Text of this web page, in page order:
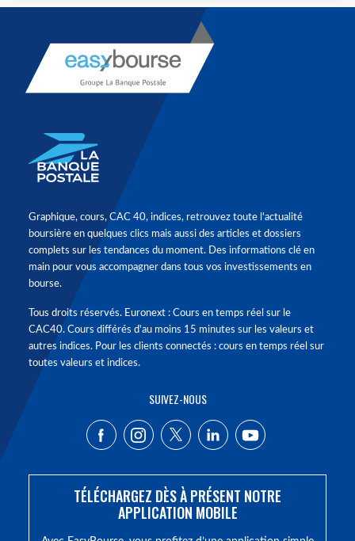
Graphique, cours, CAC 40, indices, retrouvez toute l'actualité
boursière en quelques clics mais aussi des articles et dossiers
complets sur les tendances du moment. Des informations clé en
main pour vous accompagner dans tous vos investissements en
bourse.
Tous droits réservés. Euronext : Cours en temps réel sur le
CAC40. Cours différés d'au moins 15 minutes sur les valeurs et
autres indices. Pour les clients connectés : cours en temps réel sur
toutes valeurs et indices.
SUIVEZ-NOUS
TÉLÉCHARGEZ DÈS À PRÉSENT NOTRE
APPLICATION MOBILE